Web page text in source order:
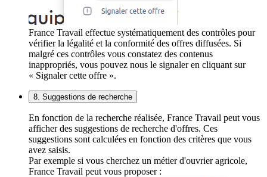
France Travail effectue systématiquement des contrôles pour
vérifier la légalité et la conformité des offres diffusées. Si
malgré ces contrôles vous constatez des contenus
inappropriés, vous pouvez nous le signaler en cliquant sur
« Signaler cette offre ».
8. Suggestions de recherche
En fonction de la recherche réalisée, France Travail peut vous
afficher des suggestions de recherche d'offres. Ces
suggestions sont calculées en fonction des critères que vous
avez saisis.
Par exemple si vous cherchez un métier d'ouvrier agricole,
France Travail peut vous proposer :